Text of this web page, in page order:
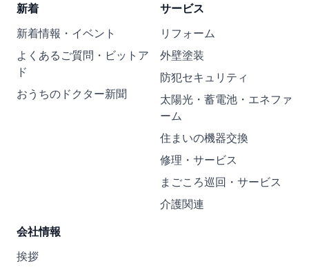
新着
新着情報・イベント
よくあるご質問・ビットア
ド
おうちのドクター新聞
サービス
リフォーム
外壁塗装
防犯セキュリティ
太陽光・蓄電池・エネファ
ーム
住まいの機器交換
修理・サービス
まごころ巡回・サービス
介護関連
会社情報
挨拶